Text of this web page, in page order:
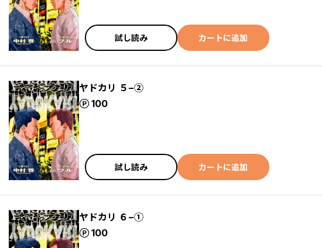
試し読み カートに追加
ヤドカリ ５−②
100
ポイント
試し読み カートに追加
ヤドカリ ６−①
100
ポイント